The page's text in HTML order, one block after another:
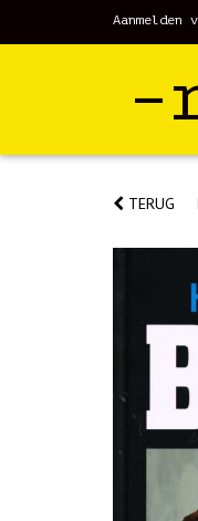
Aanmelden
TERUG